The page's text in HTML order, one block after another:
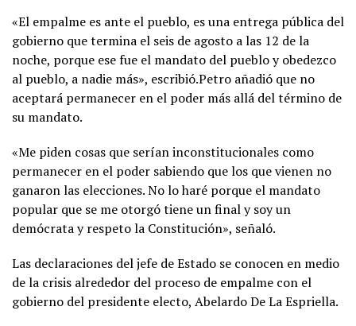
«El empalme es ante el pueblo, es una entrega pública del
gobierno que termina el seis de agosto a las 12 de la
noche, porque ese fue el mandato del pueblo y obedezco
al pueblo, a nadie más», escribió.Petro añadió que no
aceptará permanecer en el poder más allá del término de
su mandato.
«Me piden cosas que serían inconstitucionales como
permanecer en el poder sabiendo que los que vienen no
ganaron las elecciones. No lo haré porque el mandato
popular que se me otorgó tiene un final y soy un
demócrata y respeto la Constitución», señaló.
Las declaraciones del jefe de Estado se conocen en medio
de la crisis alrededor del proceso de empalme con el
gobierno del presidente electo, Abelardo De La Espriella.